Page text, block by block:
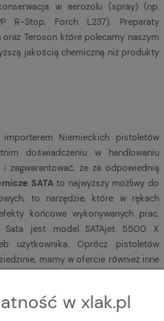
w aerozolu (spray) (np.
R-Stop, Forch L237). Preparaty
Teroson które polecamy naszym
jakością chemiczną niż produkty
Niemieckich pistoletów
doświadczeniu w handlowaniu
zagwarantować, że za odpowiednią
SATAto najwyższy możliwy do
to narzędzie, które w rękach
końcowe wykonywanych prac.
Sata jest model SATAjet 5500 X
użytkownika. Oprócz pistoletów
mamy w ofercie również inne
w xlak.pl